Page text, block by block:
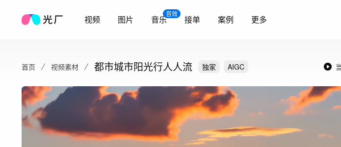
视频 图片
音效
音乐 接单 案例 更多
首页 视频素材 都市城市阳光行人人流 独家 AIGC